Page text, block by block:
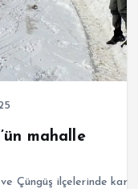
mahalle
Çüngüş ilçelerinde kar